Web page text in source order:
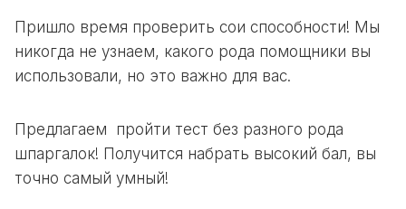
Пришло время проверить сои способности! Мы
никогда не узнаем, какого рода помощники вы
использовали, но это важно для вас.
Предлагаем пройти тест без разного рода
шпаргалок! Получится набрать высокий бал, вы
точно самый умный!